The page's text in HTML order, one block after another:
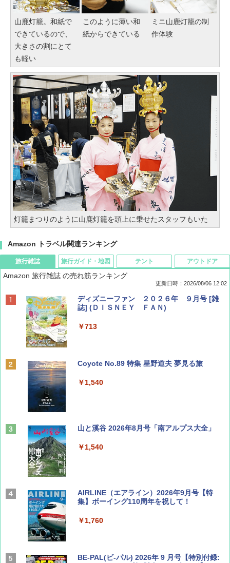
山鹿灯籠。和紙で
できているので、
大きさの割にとて
も軽い
このように薄い和
紙からできている
ミニ山鹿灯籠の制
作体験
灯籠まつりのように山鹿灯籠を頭上に乗せたスタッフもいた
Amazon トラベル関連ランキング
旅行雑誌
Amazon 旅行雑誌 の売れ筋ランキング
更新日時：2026/08/06 12:02
ディズニーファン ２０２６年 ９月号 [雑
誌] (ＤＩＳＮＥＹ ＦＡＮ)
￥713
Coyote No.89 特集 星野道夫 夢見る旅
￥1,540
山と溪谷 2026年8月号「南アルプス大全」
￥1,540
AIRLINE（エアライン）2026年9月号【特
集】ボーイング110周年を祝して！
￥1,760
BE-PAL(ビ-パル) 2026年 9 月号【特別付録:
旅行ガイド・地図 テント アウトドア